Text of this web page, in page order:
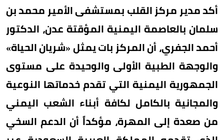
أكد مدير مركز القلب بمستشفى الأمير محمد بن
سلمان بالعاصمة اليمنية المؤقتة عدن، الدكتور
أحمد الجفري، أن المركز بات يمثل «شريان الحياة»
والوجهة الطبية الأولى والوحيدة على مستوى
الجمهورية اليمنية التي تقدم خدماتها النوعية
والمجانية بالكامل لكافة أبناء الشعب اليمني
من صعدة إلى المهرة، مؤكداً أن الدعم السخي